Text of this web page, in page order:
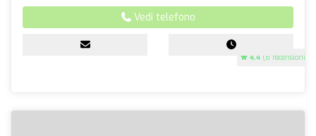
4.4 (8 recensioni)
Vedi telefono